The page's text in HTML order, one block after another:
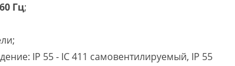
Гц;
IP 55 - IC 411 самовентилируемый, IP 55